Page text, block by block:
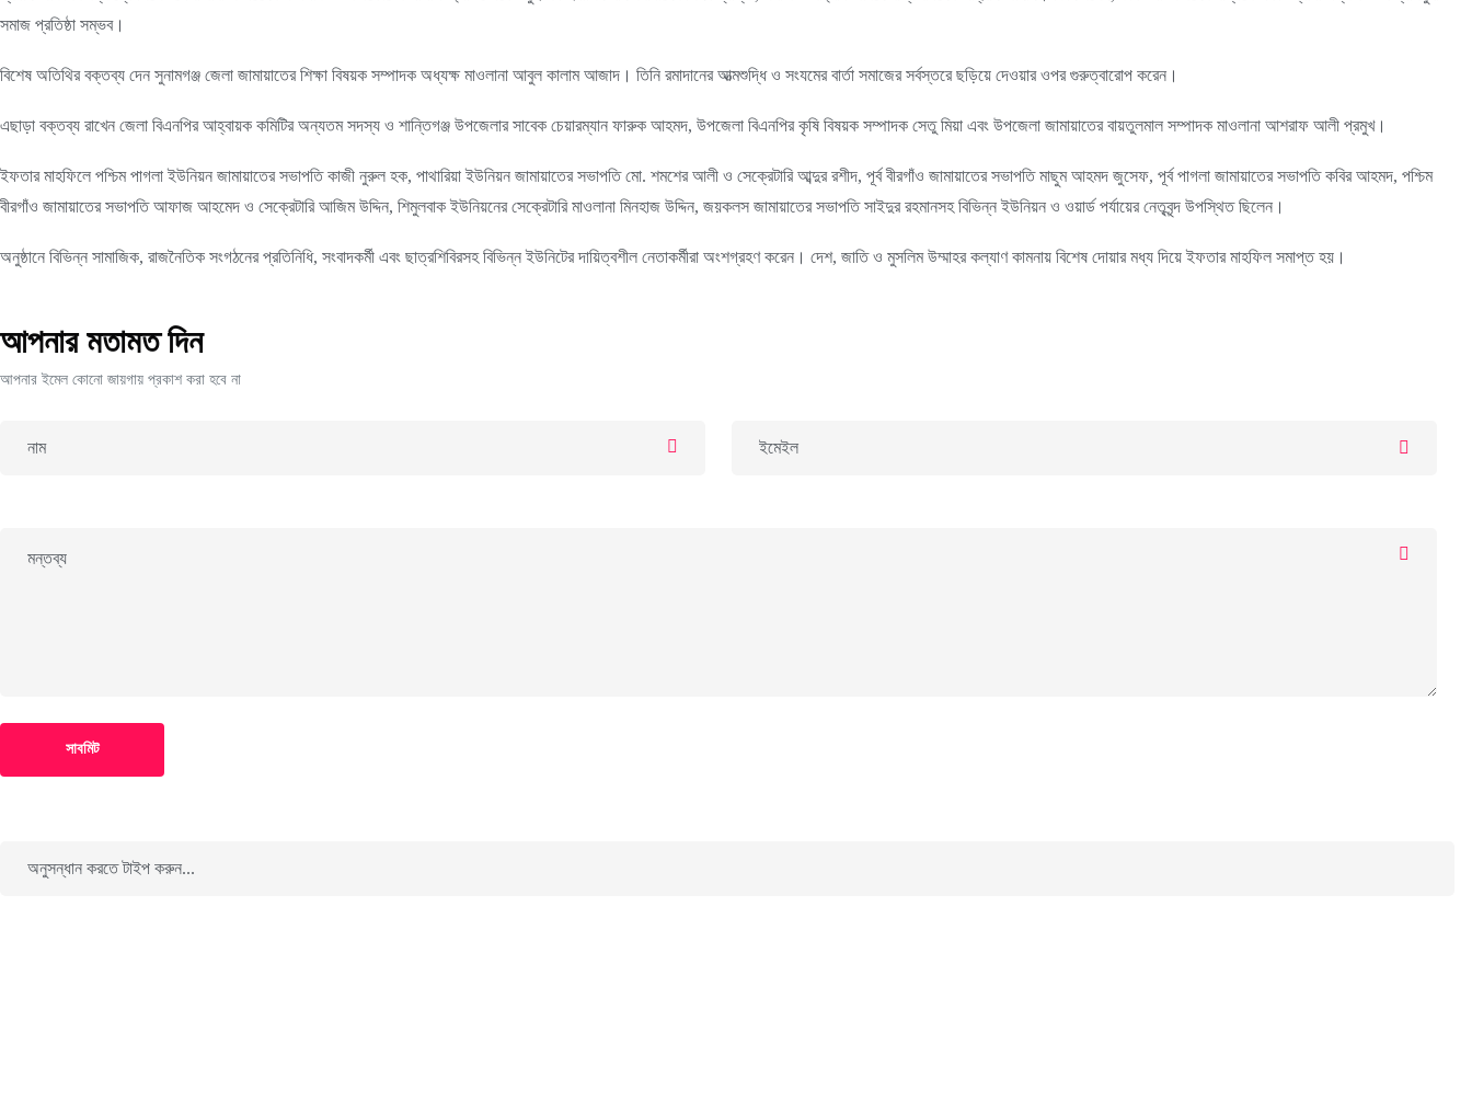
সমাজ প্রতিষ্ঠা সম্ভব।
বিশেষ অতিথির বক্তব্য দেন সুনামগঞ্জ জেলা জামায়াতের শিক্ষা বিষয়ক সম্পাদক অধ্যক্ষ মাওলানা আবুল কালাম আজাদ। তিনি রমাদানের আত্মশুদ্ধি ও সংযমের বার্তা সমাজের সর্বস্তরে ছড়িয়ে দেওয়ার ওপর গুরুত্বারোপ করেন।
এছাড়া বক্তব্য রাখেন জেলা বিএনপির আহ্বায়ক কমিটির অন্যতম সদস্য ও শান্তিগঞ্জ উপজেলার সাবেক চেয়ারম্যান ফারুক আহমদ, উপজেলা বিএনপির কৃষি বিষয়ক সম্পাদক সেতু মিয়া এবং উপজেলা জামায়াতের বায়তুলমাল সম্পাদক মাওলানা আশরাফ আলী প্রমুখ।
ইফতার মাহফিলে পশ্চিম পাগলা ইউনিয়ন জামায়াতের সভাপতি কাজী নুরুল হক, পাথারিয়া ইউনিয়ন জামায়াতের সভাপতি মো. শমশের আলী ও সেক্রেটারি আব্দুর রশীদ, পূর্ব বীরগাঁও জামায়াতের সভাপতি মাছুম আহমদ জুসেফ, পূর্ব পাগলা জামায়াতের সভাপতি কবির আহমদ, পশ্চিম
বীরগাঁও জামায়াতের সভাপতি আফাজ আহমেদ ও সেক্রেটারি আজিম উদ্দিন, শিমুলবাক ইউনিয়নের সেক্রেটারি মাওলানা মিনহাজ উদ্দিন, জয়কলস জামায়াতের সভাপতি সাইদুর রহমানসহ বিভিন্ন ইউনিয়ন ও ওয়ার্ড পর্যায়ের নেতৃবৃন্দ উপস্থিত ছিলেন।
অনুষ্ঠানে বিভিন্ন সামাজিক, রাজনৈতিক সংগঠনের প্রতিনিধি, সংবাদকর্মী এবং ছাত্রশিবিরসহ বিভিন্ন ইউনিটের দায়িত্বশীল নেতাকর্মীরা অংশগ্রহণ করেন। দেশ, জাতি ও মুসলিম উম্মাহর কল্যাণ কামনায় বিশেষ দোয়ার মধ্য দিয়ে ইফতার মাহফিল সমাপ্ত হয়।
আপনার মতামত দিন
আপনার ইমেল কোনো জায়গায় প্রকাশ করা হবে না
সাবমিট